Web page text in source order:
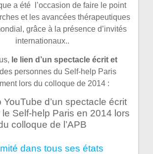
a été l’occasion de faire le point
et les avancées thérapeutiques
grâce à la présence d’invités
internationaux..
le lien d’un spectacle écrit et
personnes du Self-help Paris
lors du colloque de 2014 :
YouTube d’un spectacle écrit
Self-help Paris en 2014 lors
colloque de l’APB
dans tous ses états